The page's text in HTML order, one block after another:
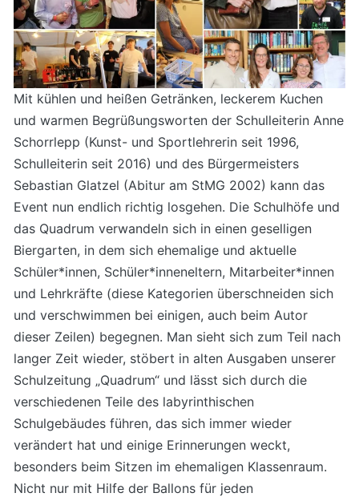
Mit kühlen und heißen Getränken, leckerem Kuchen
und warmen Begrüßungsworten der Schulleiterin Anne
Schorrlepp (Kunst- und Sportlehrerin seit 1996,
Schulleiterin seit 2016) und des Bürgermeisters
Sebastian Glatzel (Abitur am StMG 2002) kann das
Event nun endlich richtig losgehen. Die Schulhöfe und
das Quadrum verwandeln sich in einen geselligen
Biergarten, in dem sich ehemalige und aktuelle
Schüler*innen, Schüler*inneneltern, Mitarbeiter*innen
und Lehrkräfte (diese Kategorien überschneiden sich
und verschwimmen bei einigen, auch beim Autor
dieser Zeilen) begegnen. Man sieht sich zum Teil nach
langer Zeit wieder, stöbert in alten Ausgaben unserer
Schulzeitung „Quadrum“ und lässt sich durch die
verschiedenen Teile des labyrinthischen
Schulgebäudes führen, das sich immer wieder
verändert hat und einige Erinnerungen weckt,
besonders beim Sitzen im ehemaligen Klassenraum.
Nicht nur mit Hilfe der Ballons für jeden